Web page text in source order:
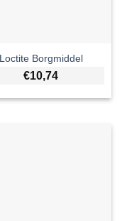
Loctite Borgmiddel
€10,74